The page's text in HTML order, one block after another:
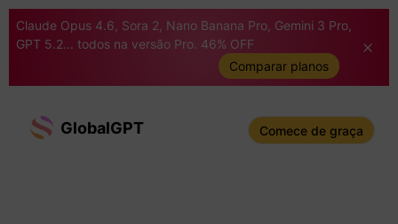
Claude Opus 4.6, Sora 2, Nano Banana Pro, Gemini 3 Pro,
GPT 5.2... todos na versão Pro. 46% OFF
Comparar planos
GlobalGPT Comece de graça